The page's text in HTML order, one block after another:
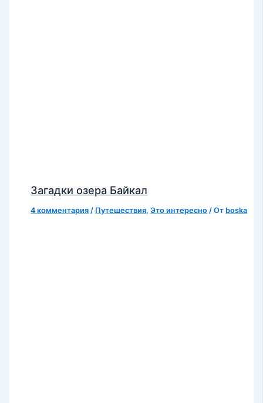
Загадки озера Байкал
4 комментария / Путешествия,Это интересно / От boska